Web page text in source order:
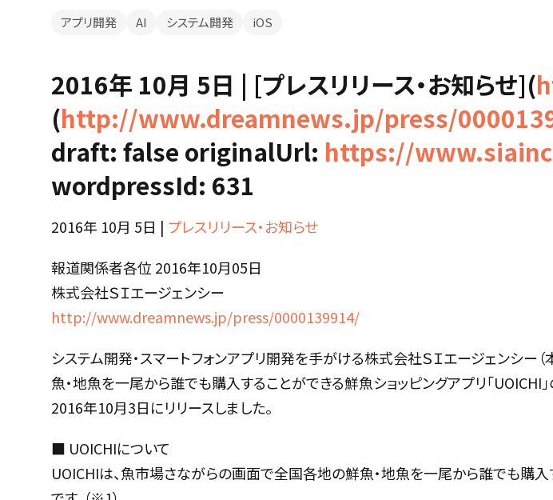
アプリ開発 AI システム開発 iOS
2016年 10月 5日 | [プレスリリース・お知らせ](
(http://www.dreamnews.jp/press/
draft: false originalUrl: https://
wordpressId: 631
2016年 10月 5日 | プレスリリース・お知らせ
報道関係者各位 2016年10月05日
株式会社ＳＩエージェンシー
http://www.dreamnews.jp/press/0000139914/
システム開発・スマートフォンアプリ開発を手がける株式会社ＳＩエージェンシー
魚・地魚を一尾から誰でも購入することができる鮮魚ショッピングアプリ「
2016年10月3日にリリースしました。
■ UOICHIについて
UOICHIは、魚市場さながらの画面で全国各地の鮮魚・地魚を一尾から誰でも購